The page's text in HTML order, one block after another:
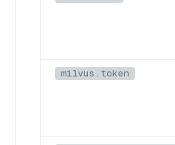
milvus.token